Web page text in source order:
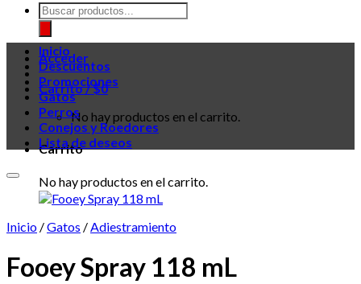
Búsqueda
de
productos
Acceder
Carrito /$0
No hay productos en el carrito.
Carrito
No hay productos en el carrito.
Inicio
Descuentos
Promociones
Gatos
Perros
Conejos y Roedores
Lista de deseos
Inicio /Gatos /Adiestramiento
Fooey Spray 118 mL